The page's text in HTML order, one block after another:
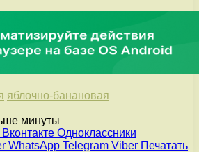
яблочно-банановая
минуты
Вконтакте Одноклассники
WhatsApp Telegram Viber Печатать